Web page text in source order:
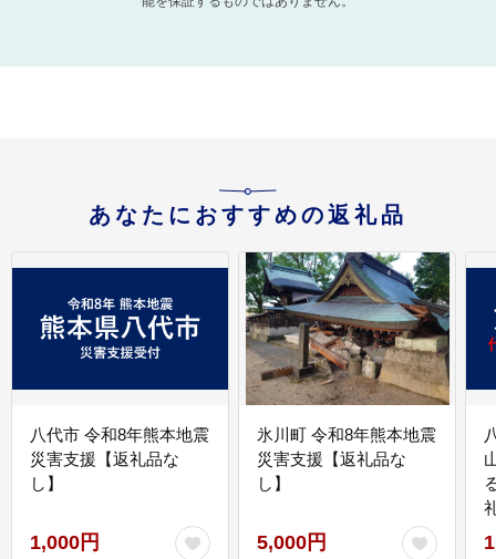
あなたにおすすめの返礼品
八代市 令和8年熊本地震
災害支援【返礼品な
し】
1,000円
氷川町 令和8年熊本地震
災害支援【返礼品な
し】
5,000円